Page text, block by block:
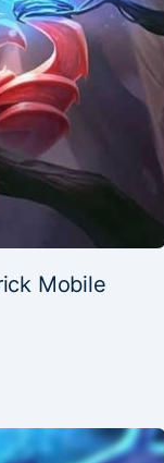
Mobile